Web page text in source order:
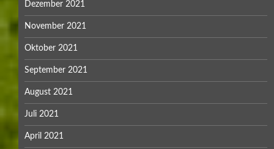
Dezember 2021
November 2021
Oktober 2021
September 2021
August 2021
Juli 2021
April 2021